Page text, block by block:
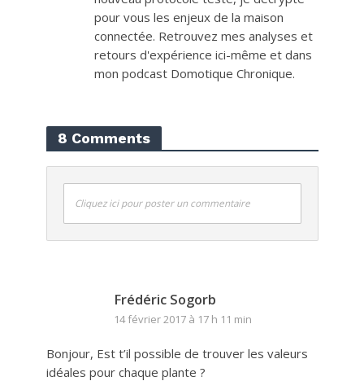
pour vous les enjeux de la maison
connectée. Retrouvez mes analyses et
retours d'expérience ici-même et dans
mon podcast Domotique Chronique.
8 Comments
Cliquez ici pour poster un commentaire
Frédéric Sogorb
14 février 2017 à 17 h 11 min
Bonjour, Est t’il possible de trouver les valeurs
idéales pour chaque plante ?